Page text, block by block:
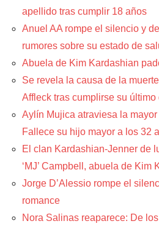
apellido tras cumplir 18 años
Anuel AA rompe el silencio y
rumores sobre su estado de
Abuela de Kim Kardashian
Se revela la causa de la
Affleck tras cumplirse su último
Aylín Mujica atraviesa la
Fallece su hijo mayor a los 32
El clan Kardashian-Jenner de
‘MJ’ Campbell, abuela de Kim
Jorge D’Alessio rompe el
romance
Nora Salinas reaparece: De